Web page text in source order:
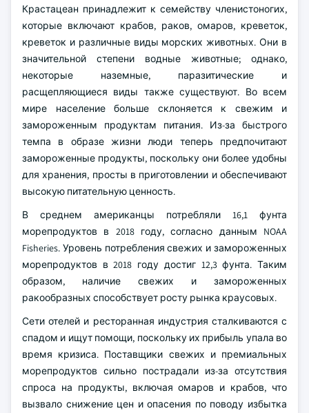
Крастацеан принадлежит к семейству членистоногих,
которые включают крабов, раков, омаров, креветок,
креветок и различные виды морских животных. Они в
значительной степени водные животные; однако,
некоторые наземные, паразитические и
расщепляющиеся виды также существуют. Во всем
мире население больше склоняется к свежим и
замороженным продуктам питания. Из-за быстрого
темпа в образе жизни люди теперь предпочитают
замороженные продукты, поскольку они более удобны
для хранения, просты в приготовлении и обеспечивают
высокую питательную ценность.
В среднем американцы потребляли 16,1 фунта
морепродуктов в 2018 году, согласно данным NOAA
Fisheries. Уровень потребления свежих и замороженных
морепродуктов в 2018 году достиг 12,3 фунта. Таким
образом, наличие свежих и замороженных
ракообразных способствует росту рынка краусовых.
Сети отелей и ресторанная индустрия сталкиваются с
спадом и ищут помощи, поскольку их прибыль упала во
время кризиса. Поставщики свежих и премиальных
морепродуктов сильно пострадали из-за отсутствия
спроса на продукты, включая омаров и крабов, что
вызвало снижение цен и опасения по поводу избытка